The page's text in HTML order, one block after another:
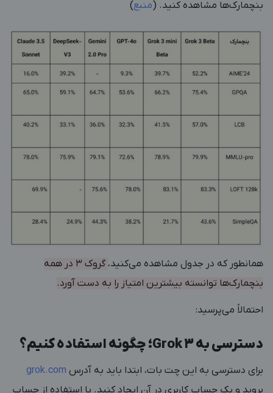
بنچمارک‌ها مشاهده کنید. (منبع)
همانطور که در جدول مشاهده می‌کنید،
گروک 3 در همه
بنچمارک‌ها توانسته بیشترین امتیاز را به دست آورد.
احتمالاً می‌پرسید:
دسترسی به Grok 3؛ چگونه استفاده کنیم؟
برای دسترسی به این چت بات، ابتدا باید به آدرس grok.com
بروید و یک حساب کاربری در آن ایجاد کنید. با استفاده از حساب